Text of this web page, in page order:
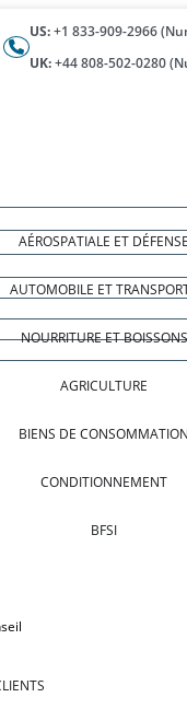
US:+1 833-909-2966
UK:+44 808-502-0280
AÉROSPATIALE ET DÉFENSE
AUTOMOBILE ET
NOURRITURE ET BOISSONS
AGRICULTURE
BIENS DE CONSOMMATION
CONDITIONNEMENT
BFSI